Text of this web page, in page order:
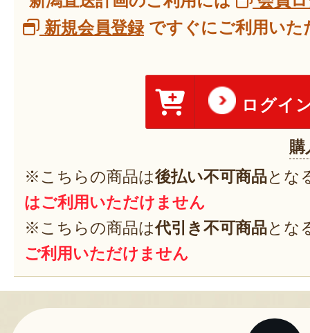
新規会員登録ですぐにご利用いた
ログイ
購
※こちらの商品は後払い不可商品とな
はご利用いただけません
※こちらの商品は代引き不可商品とな
ご利用いただけません